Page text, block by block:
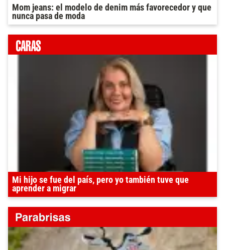
Mom jeans: el modelo de denim más favorecedor y que
nunca pasa de moda
Mi hijo se fue del país, pero yo también tuve que
aprender a migrar